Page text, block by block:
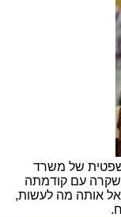
של משרד
שקרה עם קודמתה
אותה מה לעשות,